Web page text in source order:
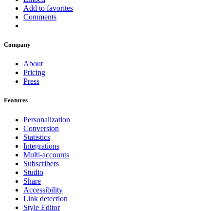
Add to favorites
Comments
Company
About
Pricing
Press
Features
Personalization
Conversion
Statistics
Integrations
Multi-accounts
Subscribers
Studio
Share
Accessibility
Link detection
Style Editor